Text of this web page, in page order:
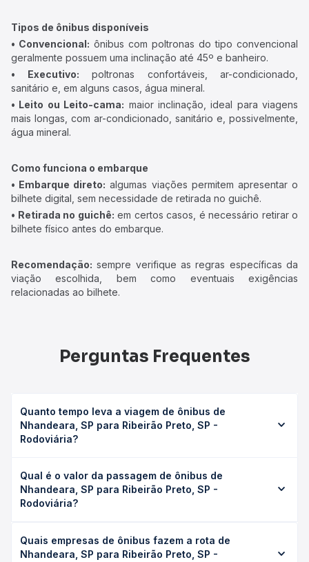
Tipos de ônibus disponíveis
• Convencional: ônibus com poltronas do tipo convencional
geralmente possuem uma inclinação até 45º e banheiro.
• Executivo: poltronas confortáveis, ar-condicionado,
sanitário e, em alguns casos, água mineral.
• Leito ou Leito-cama: maior inclinação, ideal para viagens
mais longas, com ar-condicionado, sanitário e, possivelmente,
água mineral.
Como funciona o embarque
• Embarque direto: algumas viações permitem apresentar o
bilhete digital, sem necessidade de retirada no guichê.
• Retirada no guichê: em certos casos, é necessário retirar o
bilhete físico antes do embarque.
Recomendação: sempre verifique as regras específicas da
viação escolhida, bem como eventuais exigências
relacionadas ao bilhete.
Perguntas Frequentes
Quanto tempo leva a viagem de ônibus de
Nhandeara, SP para Ribeirão Preto, SP -
Rodoviária?
Preto, SP - Rodoviária leva em média 4h 50min, podendo
variar conforme a viação, o tipo de serviço (convencional,
executivo ou leito) e as condições de tráfego. Na Quero
Qual é o valor da passagem de ônibus de
Nhandeara, SP para Ribeirão Preto, SP -
Rodoviária?
Ribeirão Preto, SP - Rodoviária custa em média R$ 113,23 e
varia conforme a data da viagem, a empresa, o tipo de
Quais empresas de ônibus fazem a rota de
Nhandeara, SP para Ribeirão Preto, SP -